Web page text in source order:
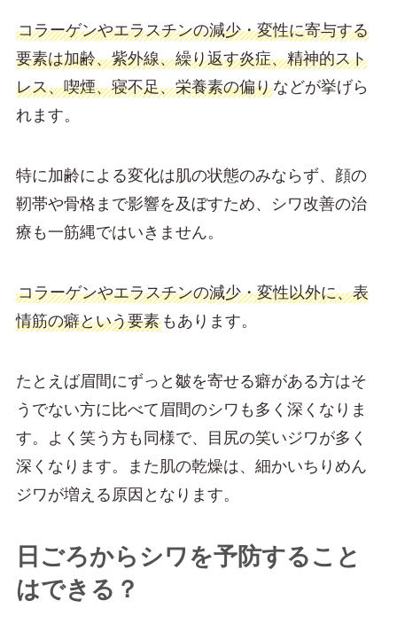
コラーゲンやエラスチンの減少・変性に寄与する
要素は加齢、紫外線、繰り返す炎症、精神的スト
レス、喫煙、寝不足、栄養素の偏りなどが挙げら
れます。
特に加齢による変化は肌の状態のみならず、顔の
靭帯や骨格まで影響を及ぼすため、シワ改善の治
療も一筋縄ではいきません。
コラーゲンやエラスチンの減少・変性以外に、表
情筋の癖という要素もあります。
たとえば眉間にずっと皺を寄せる癖がある方はそ
うでない方に比べて眉間のシワも多く深くなりま
す。よく笑う方も同様で、目尻の笑いジワが多く
深くなります。また肌の乾燥は、細かいちりめん
ジワが増える原因となります。
日ごろからシワを予防すること
はできる？